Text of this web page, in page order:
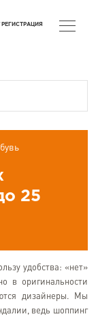
25
удобства: «нет»
в оригинальности
дизайнеры. Мы
ведь шоппинг
РЕГИСТРАЦИЯ